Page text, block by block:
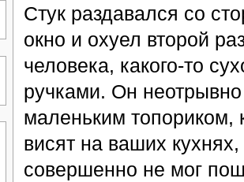
Стук раздавался со
окно и охуел второй
человека, какого-то
ручками. Он
маленьким топориком,
висят на ваших
совершенно не мог